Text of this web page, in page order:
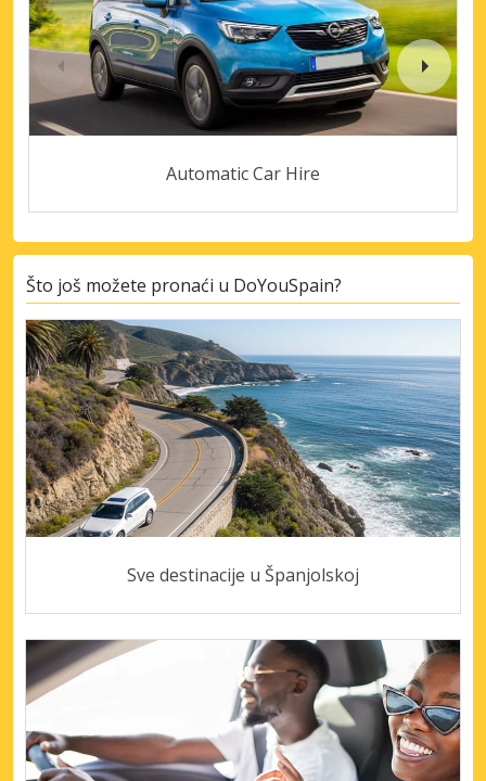
Automatic Car Hire
Što još možete pronaći u DoYouSpain?
Sve destinacije u Španjolskoj